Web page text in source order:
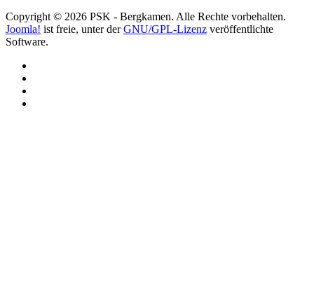
Copyright © 2026 PSK - Bergkamen. Alle Rechte vorbehalten.
Joomla! ist freie, unter derGNU/GPL-Lizenz veröffentlichte
Software.